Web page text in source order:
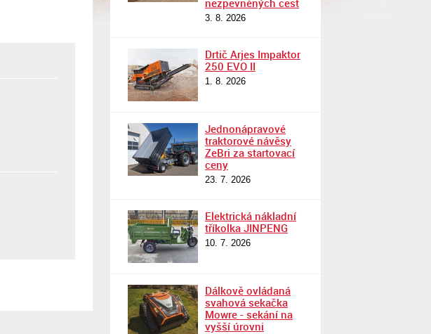
nezpevněných cest
3. 8. 2026
Drtič Arjes Impaktor
250 EVO II
1. 8. 2026
Jednonápravové
traktorové návěsy
ZeBri za startovací
ceny
23. 7. 2026
Elektrická nákladní
tříkolka JINPENG
10. 7. 2026
Dálkově ovládaná
svahová sekačka
Mowre - sekání na
vyšší úrovni